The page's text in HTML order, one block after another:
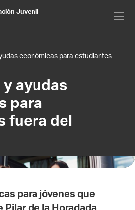
Juvenil
económicas para estudiantes
ayudas
para
fuera del
para jóvenes que
Pilar de la Horadada